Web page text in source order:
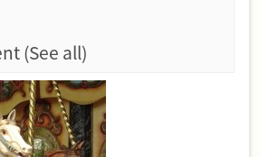
(See all)